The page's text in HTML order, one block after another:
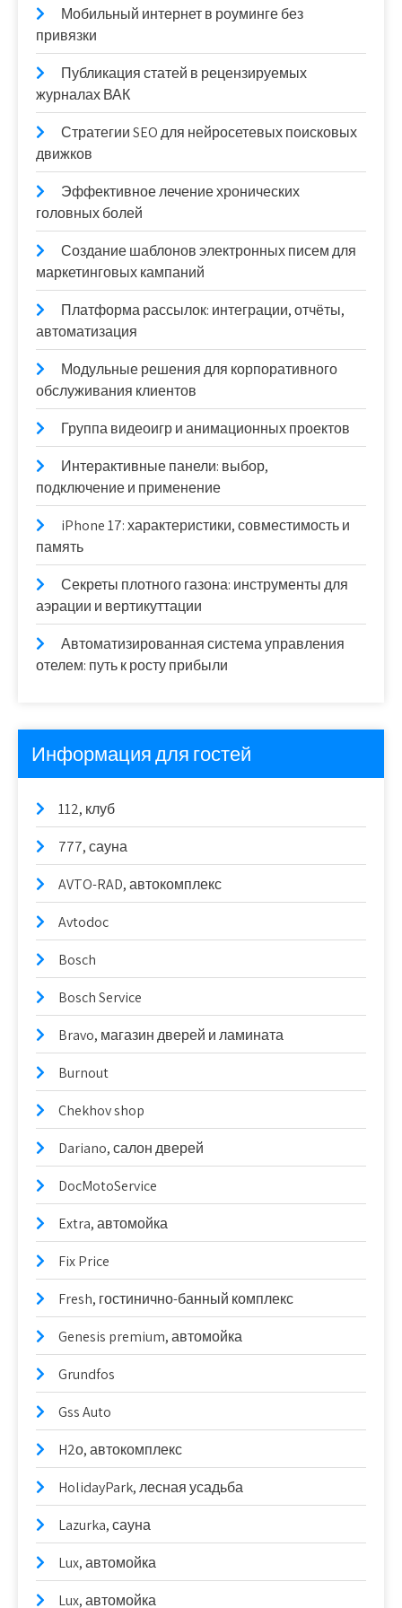
Мобильный интернет в роуминге без
привязки
Публикация статей в рецензируемых
журналах ВАК
Стратегии SEO для нейросетевых поисковых
движков
Эффективное лечение хронических
головных болей
Создание шаблонов электронных писем для
маркетинговых кампаний
Платформа рассылок: интеграции, отчёты,
автоматизация
Модульные решения для корпоративного
обслуживания клиентов
Группа видеоигр и анимационных проектов
Интерактивные панели: выбор,
подключение и применение
iPhone 17: характеристики, совместимость и
память
Секреты плотного газона: инструменты для
аэрации и вертикуттации
Автоматизированная система управления
отелем: путь к росту прибыли
Информация для гостей
112, клуб
777, сауна
AVTO-RAD, автокомплекс
Avtodoc
Bosch
Bosch Service
Bravo, магазин дверей и ламината
Burnout
Chekhov shop
Dariano, салон дверей
DocMotoService
Extra, автомойка
Fix Price
Fresh, гостинично-банный комплекс
Genesis premium, автомойка
Grundfos
Gss Auto
H2о, автокомплекс
HolidayPark, лесная усадьба
Lazurka, сауна
Lux, автомойка
Lux, автомойка